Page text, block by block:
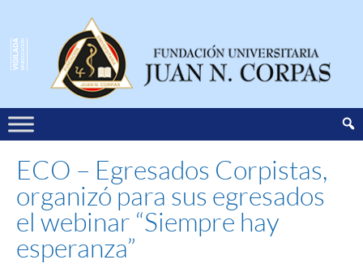
ECO – Egresados Corpistas,
organizó para sus egresados
el webinar “Siempre hay
esperanza”